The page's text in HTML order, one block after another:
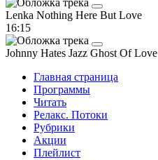
Lenka Nothing Here But Love
16:15
Johnny Hates Jazz Ghost Of Love
Главная страница
Программы
Читать
Релакс. Потоки
Рубрики
Акции
Плейлист